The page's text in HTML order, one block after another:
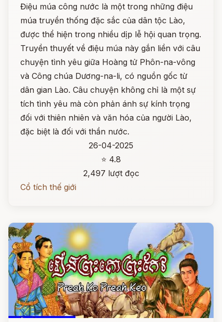
Điệu múa công nước là một trong những điệu
múa truyền thống đặc sắc của dân tộc Lào,
được thể hiện trong nhiều dịp lễ hội quan trọng.
Truyền thuyết về điệu múa này gắn liền với câu
chuyện tình yêu giữa Hoàng tử Phôn-na-vông
và Công chúa Dương-na-li, có nguồn gốc từ
dân gian Lào. Câu chuyện không chỉ là một sự
tích tình yêu mà còn phản ánh sự kính trọng
đối với thiên nhiên và văn hóa của người Lào,
đặc biệt là đối với thần nước.
26-04-2025
⭐ 4.8
2,497 lượt đọc
Cổ tích thế giới